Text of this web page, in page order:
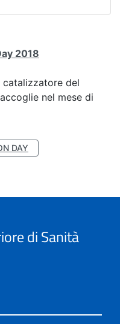
2018
catalizzatore del
nel mese di
DAY
di Sanità